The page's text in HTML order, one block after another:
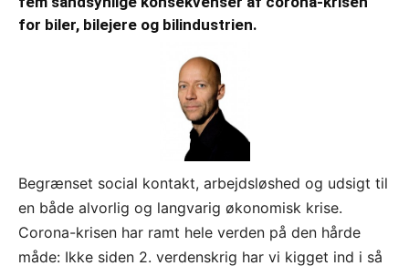
for biler, bilejere og bilindustrien.
Begrænset social kontakt, arbejdsløshed og udsigt til
en både alvorlig og langvarig økonomisk krise.
Corona-krisen har ramt hele verden på den hårde
måde: Ikke siden 2. verdenskrig har vi kigget ind i så